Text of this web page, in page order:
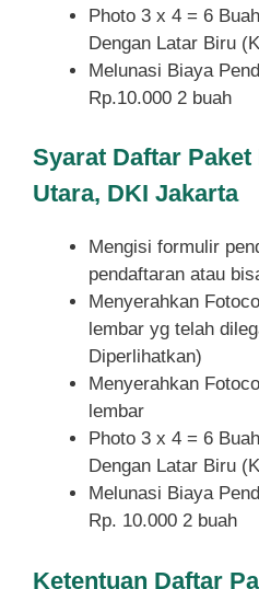
Photo 3 x 4 = 6
Dengan Latar Biru
Melunasi Biaya
Rp.10.000 2 buah
Syarat Daftar
Utara, DKI Jakarta
Mengisi formulir
pendaftaran atau
Menyerahkan
lembar yg telah
Diperlihatkan)
Menyerahkan
lembar
Photo 3 x 4 = 6
Dengan Latar Biru
Melunasi Biaya
Rp. 10.000 2 buah
Ketentuan Daftar